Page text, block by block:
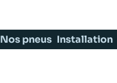
Nos pneus Installation